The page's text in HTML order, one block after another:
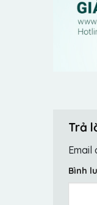
Trả
Email
Bình